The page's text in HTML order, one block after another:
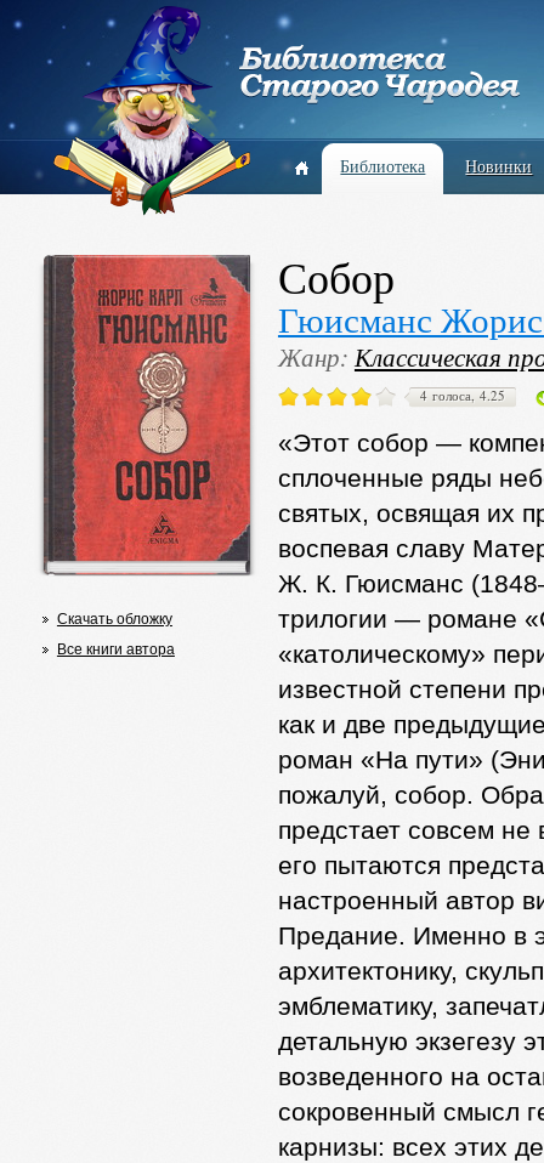
Библиотека Новинки
Скачать обложку
Все книги автора
Собор
Гюисманс
Жанр:Классическая
4 голоса, 4.25
«Этот собор —
сплоченные ряды
святых, освящая их
воспевая славу
Ж. К. Гюисманс
трилогии — романе
«католическому»
известной степени
как и две
роман «На пути»
пожалуй, собор.
предстает совсем
его пытаются
настроенный автор
Предание. Именно в
архитектонику,
эмблематику,
детальную экзегезу
возведенного на
сокровенный смысл
карнизы: всех этих